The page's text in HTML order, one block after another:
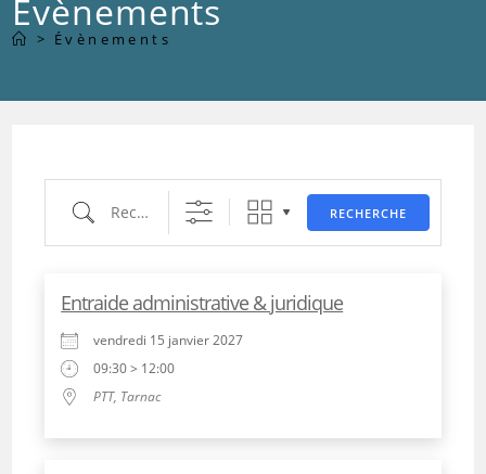
Évènements
> Évènements
Recherche RECHERCHE
Entraide administrative & juridique
vendredi 15 janvier 2027
09:30 > 12:00
PTT, Tarnac